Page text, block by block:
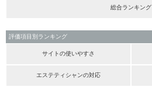
総合ランキング
評価項目別ランキング
サイトの使いやすさ
エステティシャンの対応